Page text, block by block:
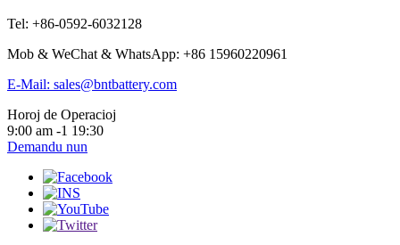
Tel: +86-0592-6032128
Mob & WeChat & WhatsApp: +86 15960220961
E-Mail: sales@bntbattery.com
Horoj de Operacioj
9:00 am -1 19:30
Demandu nun